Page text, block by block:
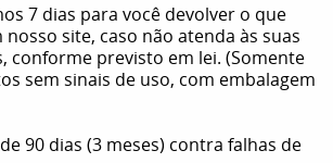
7 dias para você devolver o que
site, caso não atenda às suas
conforme previsto em lei. (Somente
sem sinais de uso, com embalagem
90 dias (3 meses) contra falhas de